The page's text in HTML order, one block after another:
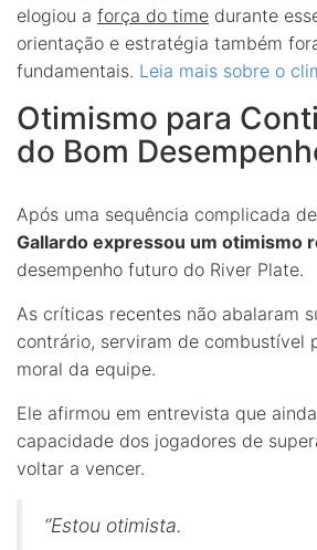
elogiou a força do time durante
orientação e estratégia também
fundamentais. Leia mais sobre o
Otimismo para
do Bom
Após uma sequência complicada
Gallardo expressou um otimismo
desempenho futuro do River Plate.
As críticas recentes não abalaram
contrário, serviram de combustível
moral da equipe.
Ele afirmou em entrevista que
capacidade dos jogadores de
voltar a vencer.
“Estou otimista.